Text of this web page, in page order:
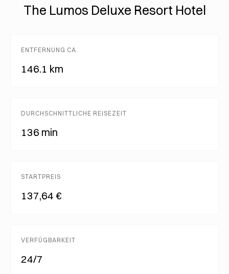
The Lumos Deluxe Resort Hotel
ENTFERNUNG CA.
146.1 km
DURCHSCHNITTLICHE REISEZEIT
136 min
STARTPREIS
137,64 €
VERFÜGBARKEIT
24/7